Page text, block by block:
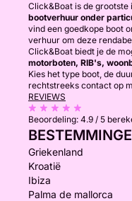
Click&Boat is de grootste
bootverhuur onder
vind een goedkope boot
verhuur om deze
Click&Boat biedt je de
motorboten, RIB's,
Kies het type boot, de
rechtstreeks contact op
REVIEWS
Beoordeling: 4.9 / 5
Griekenland
Kroatië
Ibiza
Palma de mallorca